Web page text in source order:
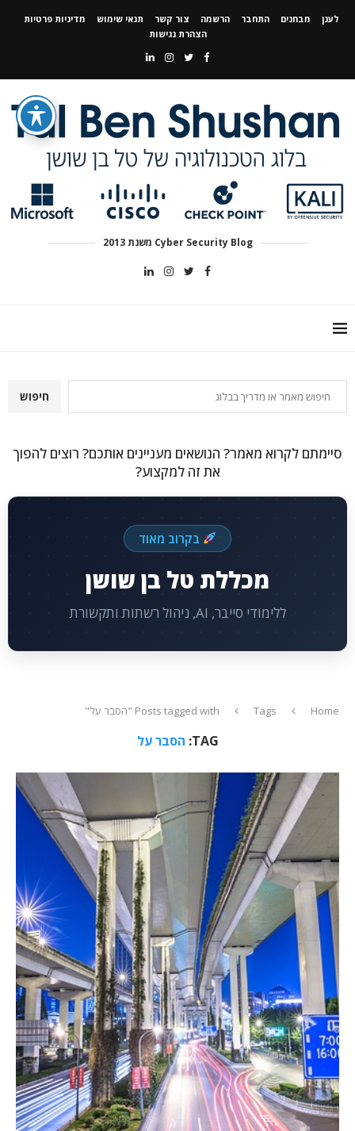
לענן מבחנים התחבר הרשמה צור קשר תנאי שימוש
מדיניות פרטיות
הצהרת נגישות
Cyber Security Blog משנת 2013
חיפוש
סיימתם לקרוא מאמר? הנושאים מעניינים אותכם? רוצים להפוך
את זה למקצוע?
בקרוב מאוד
מכללת טל בן שושן
ללימודי סייבר, AI, ניהול רשתות ותקשורת
Home
Tags Posts tagged with "הסבר על"
TAG: הסבר על